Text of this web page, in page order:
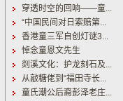
穿透时空的回响——童...
“中国民间对日索赔第...
香港童三军自创灯谜3...
悼念童恩文先生
剡溪文化：护龙刻石及...
从敲糖佬到“福田寺长...
童氏潮公后裔彭泽老庄...